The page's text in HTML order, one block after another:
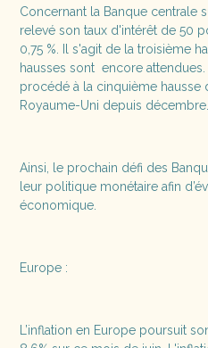
Concernant la Banque centrale
relevé son taux d'intérêt de 50
0,75 %. Il s'agit de la troisième
hausses sont encore
procédé à la cinquième hausse
Royaume-Uni depuis décembre.
Ainsi, le prochain défi des
leur politique monétaire afin
économique.
Europe :
L’inflation en Europe poursuit